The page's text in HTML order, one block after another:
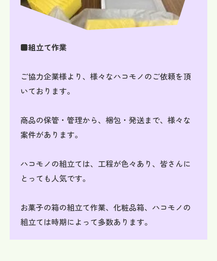
■組立て作業
ご協力企業様より、様々なハコモノのご依頼を頂
いております。
商品の保管・管理から、梱包・発送まで、様々な
案件があります。
ハコモノの組立ては、工程が色々あり、皆さんに
とっても人気です。
お菓子の箱の組立て作業、化粧品箱、ハコモノの
組立ては時期によって多数あります。